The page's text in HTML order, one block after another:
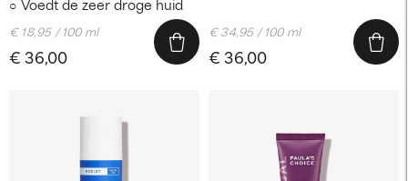
€ 36,00
€ 18,95 / 100 ml
€ 36,00
€ 34,95 / 100 ml